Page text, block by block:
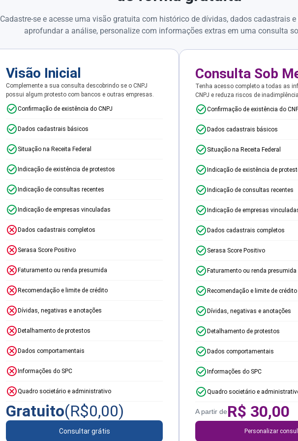
Cadastre-se e acesse uma visão gratuita com histórico de dívidas, dados cadastrais
aprofundar a análise, personalize com informações extras em uma consulta
Visão Inicial
Complemente a sua consulta descobrindo se o CNPJ
possui algum protesto com bancos e outras empresas.
Confirmação de existência do CNPJ
Dados cadastrais básicos
Situação na Receita Federal
Indicação de existência de protestos
Indicação de consultas recentes
Indicação de empresas vinculadas
Dados cadastrais completos
Serasa Score Positivo
Faturamento ou renda presumida
Recomendação e limite de crédito
Dívidas, negativas e anotações
Detalhamento de protestos
Dados comportamentais
Informações do SPC
Quadro societário e administrativo
Gratuito(R$0,00)
Consultar grátis
Consulta Sob
Tenha acesso completo a todas as
CNPJ e reduza riscos de inadimplência.
Confirmação de existência do
Dados cadastrais básicos
Situação na Receita Federal
Indicação de existência de
Indicação de consultas recentes
Indicação de empresas
Dados cadastrais completos
Serasa Score Positivo
Faturamento ou renda presumida
Recomendação e limite de crédito
Dívidas, negativas e anotações
Detalhamento de protestos
Dados comportamentais
Informações do SPC
Quadro societário e
A partir deR$ 30,00
Personalizar